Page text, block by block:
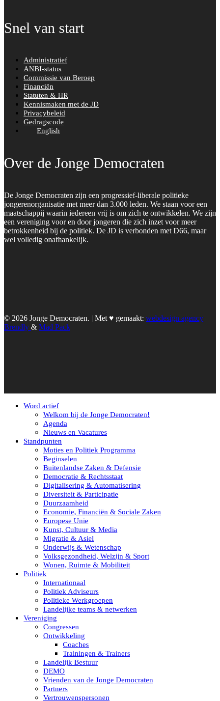
Snel van start
Administratief
ANBI-status
Commissie van Beroep
Financiën
Statuten & HR
Kennismaken met de JD
Privacybeleid
Gedragscode
English
Over de Jonge Democraten
De Jonge Democraten zijn een progressief-liberale politieke
jongerenorganisatie met meer dan 3.000 leden. We staan voor een
maatschappij waarin iedereen vrij is om zich te ontwikkelen. We zijn
een vereniging voor en door jongeren die zich inzet voor meer
betrokkenheid bij de politiek. De JD is verbonden met D66, maar
wel volledig onafhankelijk.
© 2026 Jonge Democraten. | Met ♥︎ gemaakt: webdesign agency
Brendly & Mad Pack
Word actief
Welkom bij de Jonge Democraten!
Agenda
Nieuws en Vacatures
Standpunten
Moties en Politiek Programma
Beginselen
Buitenlandse Zaken & Defensie
Democratie & Rechtsstaat
Digitalisering & Automatisering
Diversiteit & Participatie
Duurzaamheid
Economie, Financiën & Sociale Zaken
Europese Unie
Kunst, Cultuur & Media
Migratie & Asiel
Onderwijs & Wetenschap
Volksgezondheid, Welzijn & Sport
Wonen, Ruimte & Mobiliteit
Politiek
Internationaal
Politiek Adviseurs
Politieke Werkgroepen
Landelijke teams & netwerken
Vereniging
Congressen
Ontwikkeling
Coaches
Trainingen & Trainers
Landelijk Bestuur
DEMO
Vrienden van de Jonge Democraten
Partners
Vertrouwenspersonen